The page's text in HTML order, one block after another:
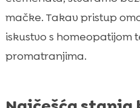
mačke. Takav pristup
iskustvo s homeopatijom
promatranjima.